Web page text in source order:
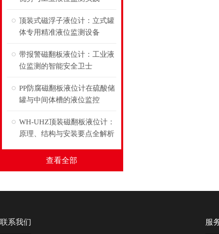
顶装式磁浮子液位计：立式罐
体专用精准液位监测设备
带报警磁翻板液位计：工业液
位监测的智能安全卫士
PP防腐磁翻板液位计在硫酸储
罐与中间体槽的液位监控
WH-UHZ顶装磁翻板液位计：
原理、结构与安装要点全解析
查看全部
联系我们 服